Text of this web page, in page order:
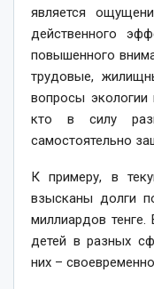
является
действенного
повышенного
трудовые,
вопросы экологии
кто в силу
самостоятельно
К примеру, в
взысканы долги
миллиардов
детей в разных
них –